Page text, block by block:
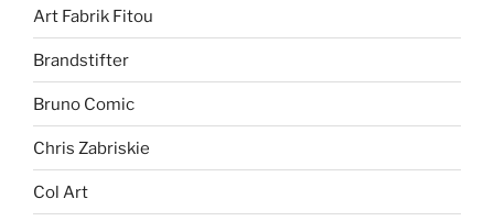
Art Fabrik Fitou
Brandstifter
Bruno Comic
Chris Zabriskie
Col Art